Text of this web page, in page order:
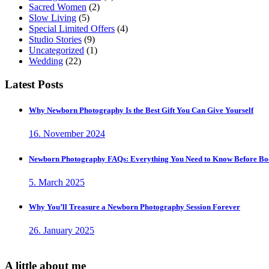
Sacred Women (2)
Slow Living (5)
Special Limited Offers (4)
Studio Stories (9)
Uncategorized (1)
Wedding (22)
Latest Posts
Why Newborn Photography Is the Best Gift You Can Give Yourself
16. November 2024
Newborn Photography FAQs: Everything You Need to Know Before
5. March 2025
Why You’ll Treasure a Newborn Photography Session Forever
26. January 2025
A little about me